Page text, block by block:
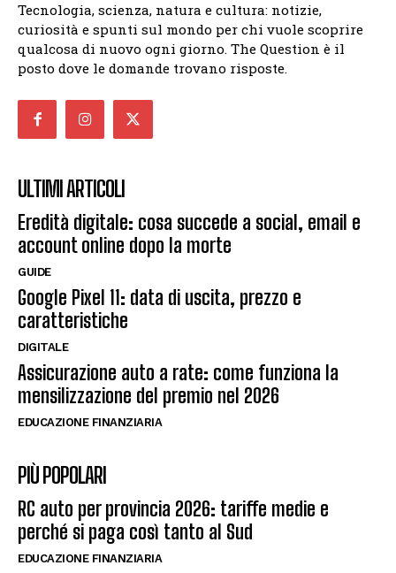
Tecnologia, scienza, natura e cultura: notizie,
curiosità e spunti sul mondo per chi vuole scoprire
qualcosa di nuovo ogni giorno. The Question è il
posto dove le domande trovano risposte.
ULTIMI ARTICOLI
Eredità digitale: cosa succede a social, email e
account online dopo la morte
GUIDE
Google Pixel 11: data di uscita, prezzo e
caratteristiche
DIGITALE
Assicurazione auto a rate: come funziona la
mensilizzazione del premio nel 2026
EDUCAZIONE FINANZIARIA
PIÙ POPOLARI
RC auto per provincia 2026: tariffe medie e
perché si paga così tanto al Sud
EDUCAZIONE FINANZIARIA